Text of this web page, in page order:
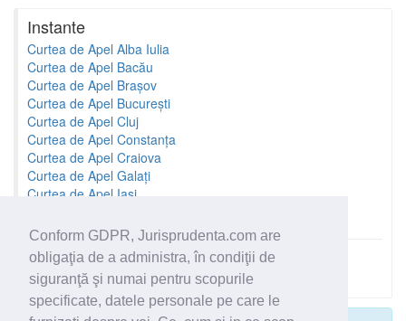
Conform GDPR, Jurisprudenta.com are
obligaţia de a administra, în condiţii de
siguranţă şi numai pentru scopurile
specificate, datele personale pe care le
Instante
Curtea de Apel Alba Iulia
Curtea de Apel Bacău
Curtea de Apel Brașov
Curtea de Apel București
Curtea de Apel Cluj
Curtea de Apel Constanța
Curtea de Apel Craiova
Curtea de Apel Galați
Curtea de Apel Iași
Toate instantele